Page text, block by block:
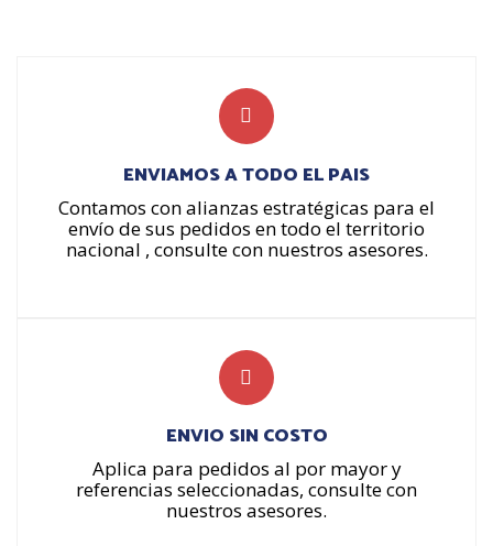
ENVIAMOS A TODO EL PAIS
Contamos con alianzas estratégicas para el
envío de sus pedidos en todo el territorio
nacional , consulte con nuestros asesores.
ENVIO SIN COSTO
Aplica para pedidos al por mayor y
referencias seleccionadas, consulte con
nuestros asesores.